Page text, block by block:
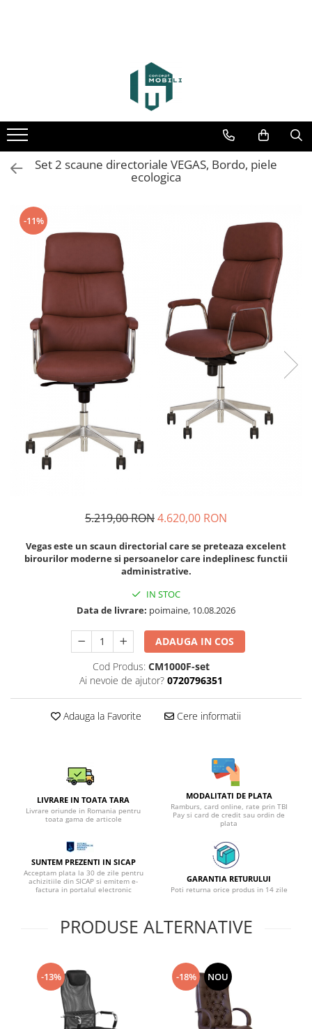
Set 2 scaune directoriale VEGAS, Bordo, piele
ecologica
-11%
5.219,00 RON4.620,00 RON
Vegas este un scaun directorial care se preteaza excelent
birourilor moderne si persoanelor care indeplinesc functii
administrative.
IN STOC
Data de livrare: poimaine, 10.08.2026
ADAUGA IN COS
Cod Produs: CM1000F-set
Ai nevoie de ajutor? 0720796351
Adauga la Favorite Cere informatii
LIVRARE IN TOATA TARA
Livrare oriunde in Romania pentru
toata gama de articole
MODALITATI DE PLATA
Ramburs, card online, rate prin TBI
Pay si card de credit sau ordin de
plata
SUNTEM PREZENTI IN SICAP
Acceptam plata la 30 de zile pentru
achizitiile din SICAP si emitem e-
factura in portalul electronic
GARANTIA RETURULUI
Poti returna orice produs in 14 zile
PRODUSE ALTERNATIVE
-13% -18% NOU